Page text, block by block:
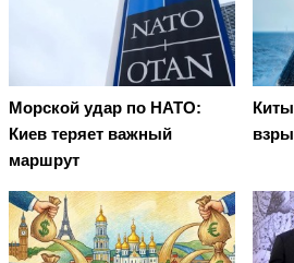
Морской удар по НАТО:
Киев теряет важный
маршрут